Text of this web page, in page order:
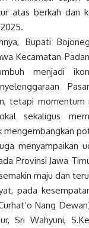
atas berkah dan
Bupati
Kecamatan
menjadi
tetapi momentum
sekaligus
mengembangkan
menyampaikan
Provinsi Jawa
maju dan
pada
Nang
Sri Wahyuni,